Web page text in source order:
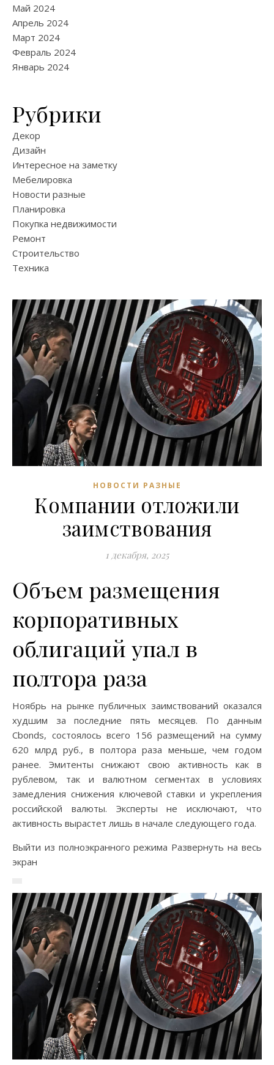
Май 2024
Апрель 2024
Март 2024
Февраль 2024
Январь 2024
Рубрики
Декор
Дизайн
Интересное на заметку
Мебелировка
Новости разные
Планировка
Покупка недвижимости
Ремонт
Строительство
Техника
НОВОСТИ РАЗНЫЕ
Компании отложили
заимствования
1 декабря, 2025
Объем размещения
корпоративных
облигаций упал в
полтора раза
Ноябрь на рынке публичных заимствований оказался
худшим за последние пять месяцев. По данным
Cbonds, состоялось всего 156 размещений на сумму
620 млрд руб., в полтора раза меньше, чем годом
ранее. Эмитенты снижают свою активность как в
рублевом, так и валютном сегментах в условиях
замедления снижения ключевой ставки и укрепления
российской валюты. Эксперты не исключают, что
активность вырастет лишь в начале следующего года.
Выйти из полноэкранного режима Развернуть на весь
экран